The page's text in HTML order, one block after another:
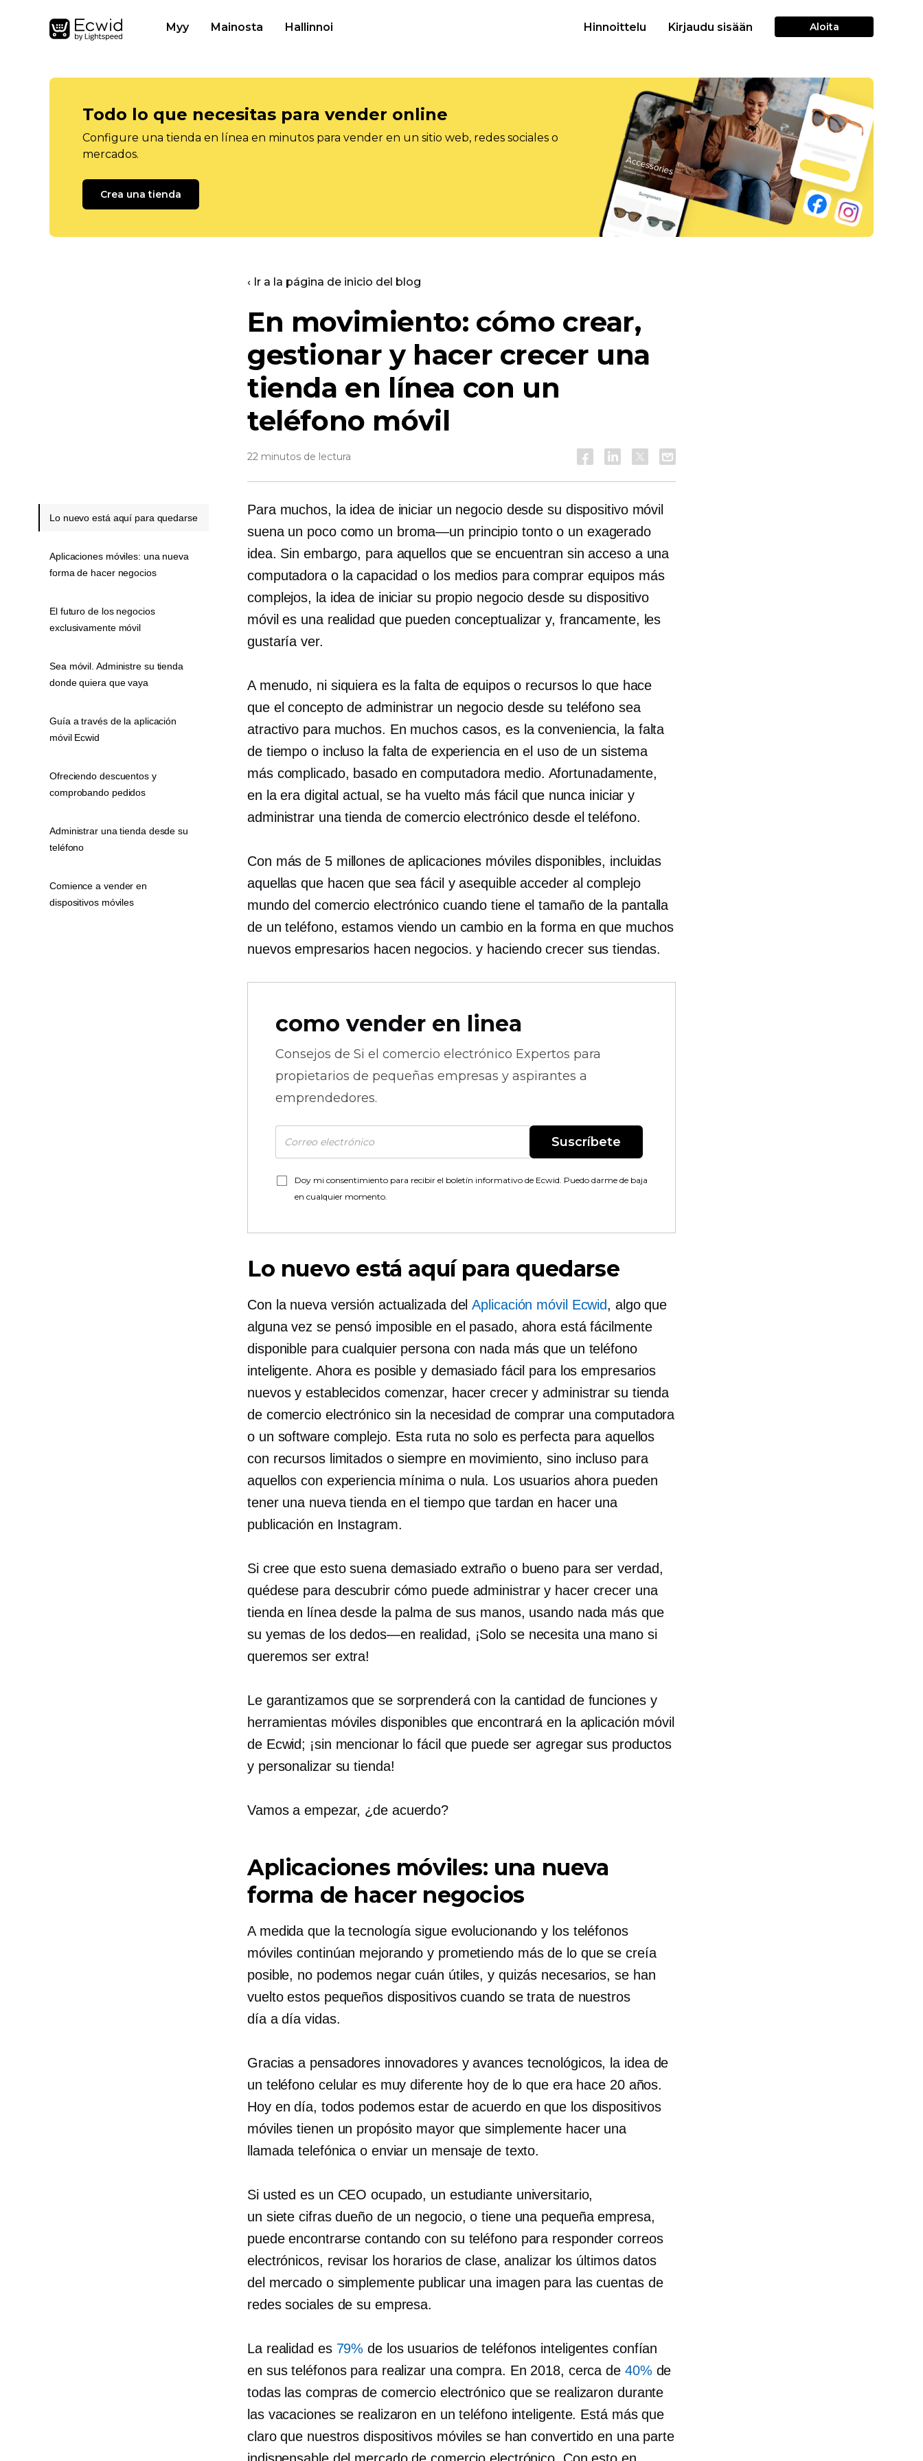
Myy Mainosta Hallinnoi Hinnoittelu Kirjaudu sisään Aloita
Todo lo que necesitas para vender online
Configure una tienda en línea en minutos para vender en un sitio web, redes sociales o
mercados.
Crea una tienda
‹ Ir a la página de inicio del blog
En movimiento: cómo crear,
gestionar y hacer crecer una
tienda en línea con un
teléfono móvil
22 minutos de lectura
Para muchos, la idea de iniciar un negocio desde su dispositivo móvil
suena un poco como un broma—un principio tonto o un exagerado
idea. Sin embargo, para aquellos que se encuentran sin acceso a una
computadora o la capacidad o los medios para comprar equipos más
complejos, la idea de iniciar su propio negocio desde su dispositivo
móvil es una realidad que pueden conceptualizar y, francamente, les
gustaría ver.
A menudo, ni siquiera es la falta de equipos o recursos lo que hace
que el concepto de administrar un negocio desde su teléfono sea
atractivo para muchos. En muchos casos, es la conveniencia, la falta
de tiempo o incluso la falta de experiencia en el uso de un sistema
más complicado, basado en computadora medio. Afortunadamente,
en la era digital actual, se ha vuelto más fácil que nunca iniciar y
administrar una tienda de comercio electrónico desde el teléfono.
Con más de 5 millones de aplicaciones móviles disponibles, incluidas
aquellas que hacen que sea fácil y asequible acceder al complejo
mundo del comercio electrónico cuando tiene el tamaño de la pantalla
de un teléfono, estamos viendo un cambio en la forma en que muchos
nuevos empresarios hacen negocios. y haciendo crecer sus tiendas.
como vender en linea
Consejos de Si el comercio electrónico Expertos para
propietarios de pequeñas empresas y aspirantes a
emprendedores.
Suscríbete
Doy mi consentimiento para recibir el boletín informativo de Ecwid. Puedo darme de baja
en cualquier momento.
Lo nuevo está aquí para quedarse
Con la nueva versión actualizada delAplicación móvil Ecwid, algo que
alguna vez se pensó imposible en el pasado, ahora está fácilmente
disponible para cualquier persona con nada más que un teléfono
inteligente. Ahora es posible y demasiado fácil para los empresarios
nuevos y establecidos comenzar, hacer crecer y administrar su tienda
de comercio electrónico sin la necesidad de comprar una computadora
o un software complejo. Esta ruta no solo es perfecta para aquellos
con recursos limitados o siempre en movimiento, sino incluso para
aquellos con experiencia mínima o nula. Los usuarios ahora pueden
tener una nueva tienda en el tiempo que tardan en hacer una
publicación en Instagram.
Si cree que esto suena demasiado extraño o bueno para ser verdad,
quédese para descubrir cómo puede administrar y hacer crecer una
tienda en línea desde la palma de sus manos, usando nada más que
su yemas de los dedos—en realidad, ¡Solo se necesita una mano si
queremos ser extra!
Le garantizamos que se sorprenderá con la cantidad de funciones y
herramientas móviles disponibles que encontrará en la aplicación móvil
de Ecwid; ¡sin mencionar lo fácil que puede ser agregar sus productos
y personalizar su tienda!
Vamos a empezar, ¿de acuerdo?
Aplicaciones móviles: una nueva
forma de hacer negocios
A medida que la tecnología sigue evolucionando y los teléfonos
móviles continúan mejorando y prometiendo más de lo que se creía
posible, no podemos negar cuán útiles, y quizás necesarios, se han
vuelto estos pequeños dispositivos cuando se trata de nuestros
día a día vidas.
Gracias a pensadores innovadores y avances tecnológicos, la idea de
un teléfono celular es muy diferente hoy de lo que era hace 20 años.
Hoy en día, todos podemos estar de acuerdo en que los dispositivos
móviles tienen un propósito mayor que simplemente hacer una
llamada telefónica o enviar un mensaje de texto.
Si usted es un CEO ocupado, un estudiante universitario,
un siete cifrasdueño de un negocio, o tiene una pequeña empresa,
puede encontrarse contando con su teléfono para responder correos
electrónicos, revisar los horarios de clase, analizar los últimos datos
del mercado o simplemente publicar una imagen para las cuentas de
redes sociales de su empresa.
La realidad es 79% de los usuarios de teléfonos inteligentes confían
en sus teléfonos para realizar una compra. En 2018, cerca de 40% de
todas las compras de comercio electrónico que se realizaron durante
las vacaciones se realizaron en un teléfono inteligente. Está más que
claro que nuestros dispositivos móviles se han convertido en una parte
Lo nuevo está aquí para quedarse
Aplicaciones móviles: una nueva
forma de hacer negocios
El futuro de los negocios
exclusivamente móvil
Sea móvil. Administre su tienda
donde quiera que vaya
Guía a través de la aplicación
móvil Ecwid
Ofreciendo descuentos y
comprobando pedidos
Administrar una tienda desde su
teléfono
Comience a vender en
dispositivos móviles